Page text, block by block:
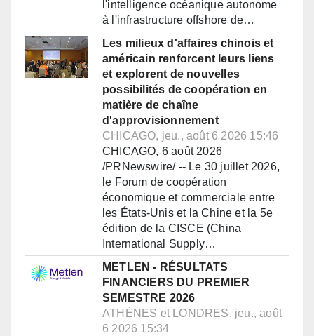
l'intelligence océanique autonome
à l'infrastructure offshore de…
Les milieux d'affaires chinois et
américain renforcent leurs liens
et explorent de nouvelles
possibilités de coopération en
matière de chaîne
d'approvisionnement
CHICAGO, jeu., août 6 2026 15:46
CHICAGO, 6 août 2026
/PRNewswire/ -- Le 30 juillet 2026,
le Forum de coopération
économique et commerciale entre
les États-Unis et la Chine et la 5e
édition de la CISCE (China
International Supply…
METLEN - RÉSULTATS
FINANCIERS DU PREMIER
SEMESTRE 2026
ATHÈNES et LONDRES, jeu., août
6 2026 15:34